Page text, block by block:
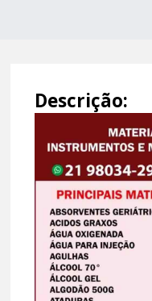
Descrição: